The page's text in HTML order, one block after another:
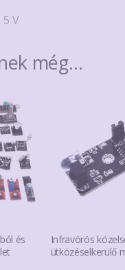
V
még…
és
Infravörös
ütközéselkerülő